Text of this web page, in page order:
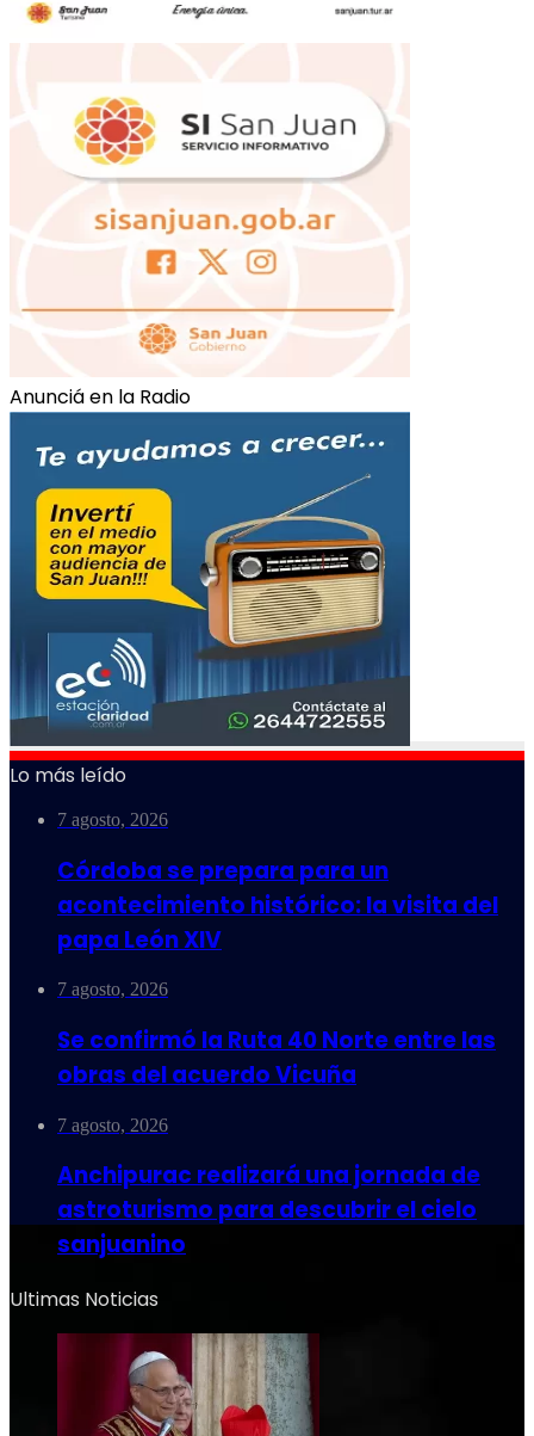
Anunciá en la Radio
Lo más leído
7 agosto, 2026
Córdoba se prepara para un
acontecimiento histórico: la visita del
papa León XIV
7 agosto, 2026
Se confirmó la Ruta 40 Norte entre las
obras del acuerdo Vicuña
7 agosto, 2026
Anchipurac realizará una jornada de
astroturismo para descubrir el cielo
sanjuanino
Ultimas Noticias